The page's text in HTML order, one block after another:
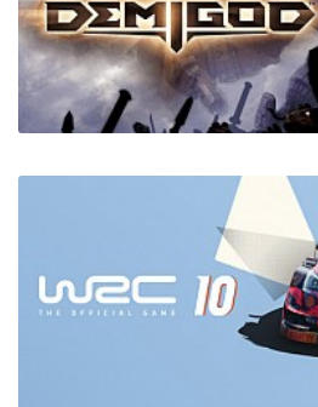
Feel The
Demigod. Битвы